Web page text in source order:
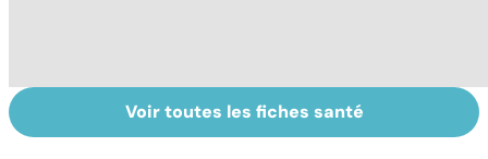
comprendre la
Tout savoir sur
les infections
Voir toutes les fiches santé